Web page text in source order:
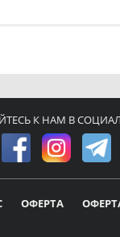
К НАМ В
ОФЕРТА